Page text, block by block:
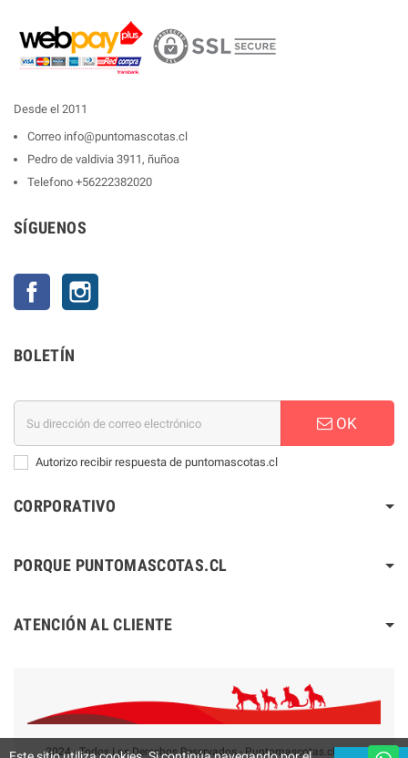
Desde el 2011
Correo info@puntomascotas.cl
Pedro de valdivia 3911, ñuñoa
Telefono +56222382020
SÍGUENOS
Facebook
BOLETÍN
OK
Autorizo recibir respuesta de puntomascotas.cl
CORPORATIVO
PORQUE PUNTOMASCOTAS.CL
ATENCIÓN AL CLIENTE
2024 - Todos Los Derechos Reservados - Puntomascotas.cl V2.0